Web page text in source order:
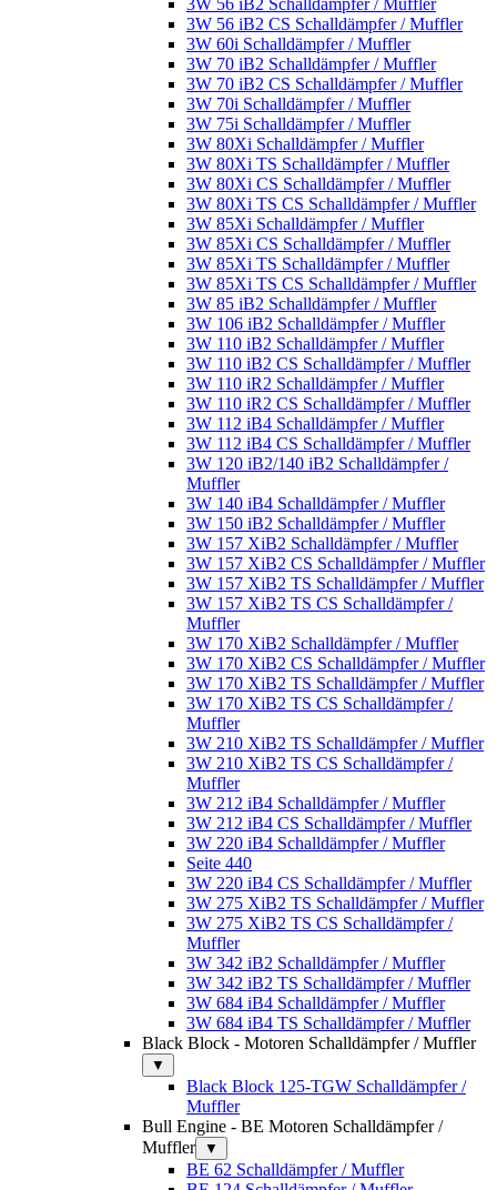
3W 56 iB2 CS Schalldämpfer / Muffler
3W 60i Schalldämpfer / Muffler
3W 70 iB2 Schalldämpfer / Muffler
3W 70 iB2 CS Schalldämpfer / Muffler
3W 70i Schalldämpfer / Muffler
3W 75i Schalldämpfer / Muffler
3W 80Xi Schalldämpfer / Muffler
3W 80Xi TS Schalldämpfer / Muffler
3W 80Xi CS Schalldämpfer / Muffler
3W 80Xi TS CS Schalldämpfer / Muffler
3W 85Xi Schalldämpfer / Muffler
3W 85Xi CS Schalldämpfer / Muffler
3W 85Xi TS Schalldämpfer / Muffler
3W 85Xi TS CS Schalldämpfer / Muffler
3W 85 iB2 Schalldämpfer / Muffler
3W 106 iB2 Schalldämpfer / Muffler
3W 110 iB2 Schalldämpfer / Muffler
3W 110 iB2 CS Schalldämpfer / Muffler
3W 110 iR2 Schalldämpfer / Muffler
3W 110 iR2 CS Schalldämpfer / Muffler
3W 112 iB4 Schalldämpfer / Muffler
3W 112 iB4 CS Schalldämpfer / Muffler
3W 120 iB2/140 iB2 Schalldämpfer /
Muffler
3W 140 iB4 Schalldämpfer / Muffler
3W 150 iB2 Schalldämpfer / Muffler
3W 157 XiB2 Schalldämpfer / Muffler
3W 157 XiB2 CS Schalldämpfer / Muffler
3W 157 XiB2 TS Schalldämpfer / Muffler
3W 157 XiB2 TS CS Schalldämpfer /
Muffler
3W 170 XiB2 Schalldämpfer / Muffler
3W 170 XiB2 CS Schalldämpfer / Muffler
3W 170 XiB2 TS Schalldämpfer / Muffler
3W 170 XiB2 TS CS Schalldämpfer /
Muffler
3W 210 XiB2 TS Schalldämpfer / Muffler
3W 210 XiB2 TS CS Schalldämpfer /
Muffler
3W 212 iB4 Schalldämpfer / Muffler
3W 212 iB4 CS Schalldämpfer / Muffler
3W 220 iB4 Schalldämpfer / Muffler
Seite 440
3W 220 iB4 CS Schalldämpfer / Muffler
3W 275 XiB2 TS Schalldämpfer / Muffler
3W 275 XiB2 TS CS Schalldämpfer /
Muffler
3W 342 iB2 Schalldämpfer / Muffler
3W 342 iB2 TS Schalldämpfer / Muffler
3W 684 iB4 Schalldämpfer / Muffler
3W 684 iB4 TS Schalldämpfer / Muffler
Black Block - Motoren Schalldämpfer / Muffler
▼
Black Block 125-TGW Schalldämpfer /
Muffler
Bull Engine - BE Motoren Schalldämpfer /
Muffler
▼
BE 62 Schalldämpfer / Muffler